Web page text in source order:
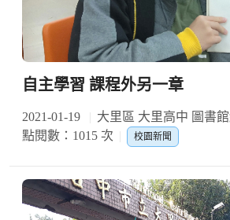
自主學習 課程外另一章
2021-01-19
大里區 大里高中 圖書
點閱數：1015 次
校園新聞